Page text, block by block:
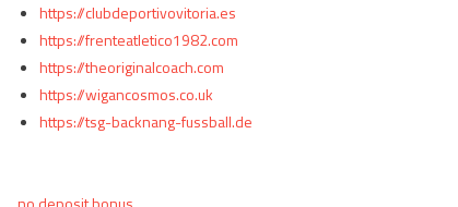
https://clubdeportivovitoria.es
https://frenteatletico1982.com
https://theoriginalcoach.com
https://wigancosmos.co.uk
https://tsg-backnang-fussball.de